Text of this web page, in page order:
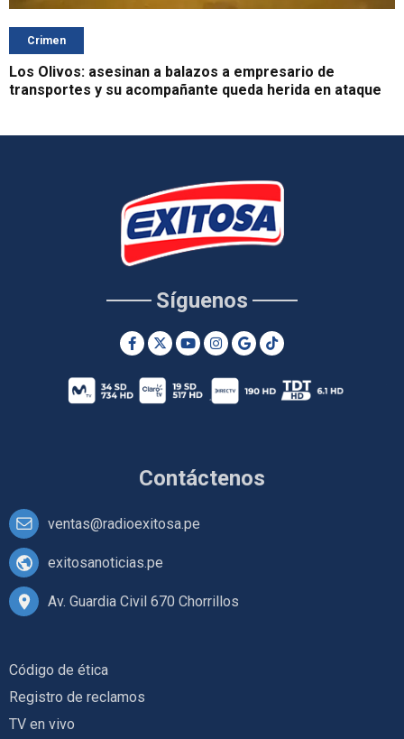
Crimen
Los Olivos: asesinan a balazos a empresario de
transportes y su acompañante queda herida en ataque
Contáctenos
ventas@radioexitosa.pe
exitosanoticias.pe
Av. Guardia Civil 670 Chorrillos
Síguenos
Código de ética
Registro de reclamos
TV en vivo